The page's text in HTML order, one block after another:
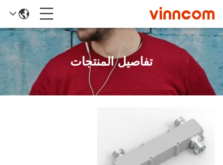
تفاصيل المنتجات